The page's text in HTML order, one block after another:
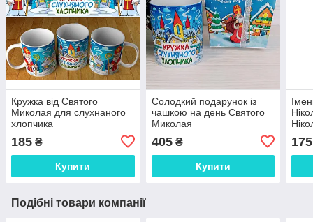
Кружка від Святого
Миколая для слухнаного
хлопчика
185 ₴
Купити
Солодкий подарунок із
чашкою на день Святого
Миколая
405₴
Купити
175
Подібні товари компанії